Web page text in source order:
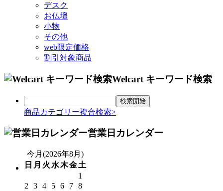
デスク
お仏壇
小物
その他
web限定価格
割引対象商品
Welcart キーワード検索
商品カテゴリー複合検索>
営業日カレンダー
今月(2026年8月)
日 月 火 水木金土
1
2
3 4 5 6 7 8